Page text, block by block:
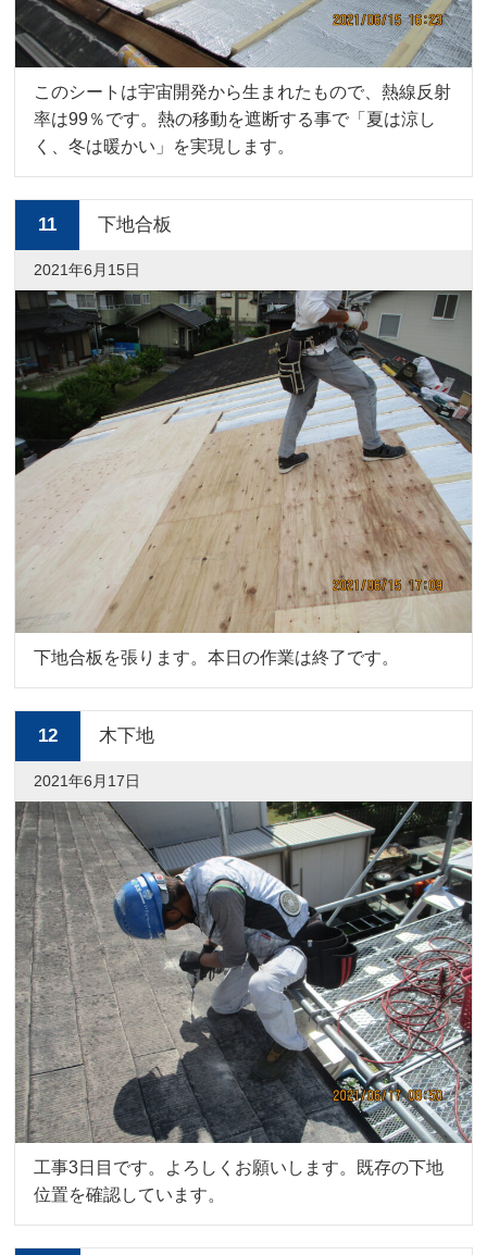
このシートは宇宙開発から生まれたもので、熱線反射
率は99％です。熱の移動を遮断する事で「夏は涼し
く、冬は暖かい」を実現します。
11 下地合板
2021年6月15日
下地合板を張ります。本日の作業は終了です。
12 木下地
2021年6月17日
工事3日目です。よろしくお願いします。既存の下地
位置を確認しています。